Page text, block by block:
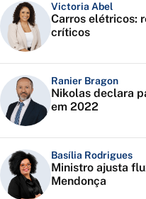
Victoria Abel
Carros elétricos:
críticos
Ranier Bragon
Nikolas declara
em 2022
Basília Rodrigues
Ministro ajusta
Mendonça